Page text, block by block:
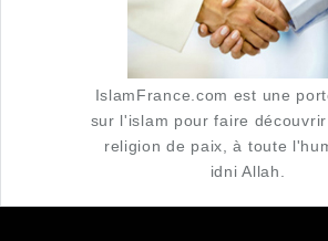
IslamFrance.com est une
sur l'islam pour faire
religion de paix, à toute
idni Allah.